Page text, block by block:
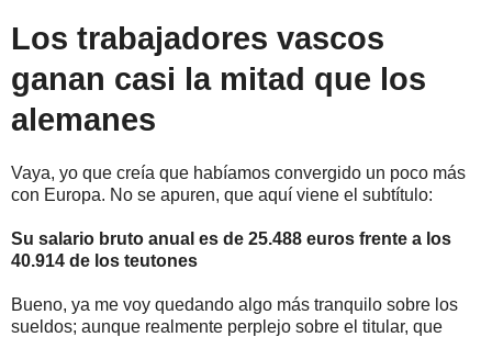
Los trabajadores vascos
ganan casi la mitad que los
alemanes
Vaya, yo que creía que habíamos convergido un poco más
con Europa. No se apuren, que aquí viene el subtítulo:
Su salario bruto anual es de 25.488 euros frente a los
40.914 de los teutones
Bueno, ya me voy quedando algo más tranquilo sobre los
sueldos; aunque realmente perplejo sobre el titular, que